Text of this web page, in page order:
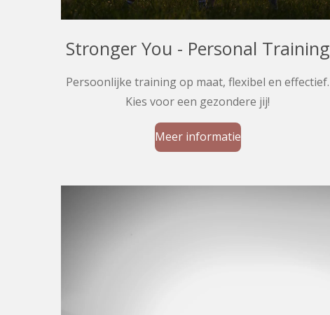
Stronger You - Personal Training
Persoonlijke training op maat, flexibel en effectief.
Kies voor een gezondere jij!
Meer informatie